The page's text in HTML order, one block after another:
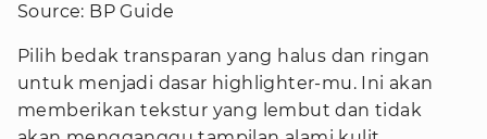
Source: BP Guide
Pilih bedak transparan yang halus dan ringan
untuk menjadi dasar highlighter-mu. Ini akan
memberikan tekstur yang lembut dan tidak